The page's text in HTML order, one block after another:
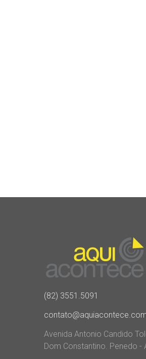
(82) 3551.5091
Avenida Antonio Candido
Dom Constantino. Penedo -